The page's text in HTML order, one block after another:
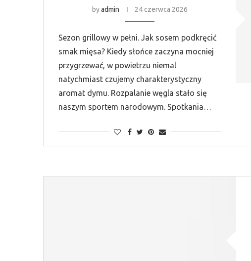
byadmin 24 czerwca 2026
Sezon grillowy w pełni. Jak sosem podkręcić
smak mięsa? Kiedy słońce zaczyna mocniej
przygrzewać, w powietrzu niemal
natychmiast czujemy charakterystyczny
aromat dymu. Rozpalanie węgla stało się
naszym sportem narodowym. Spotkania…